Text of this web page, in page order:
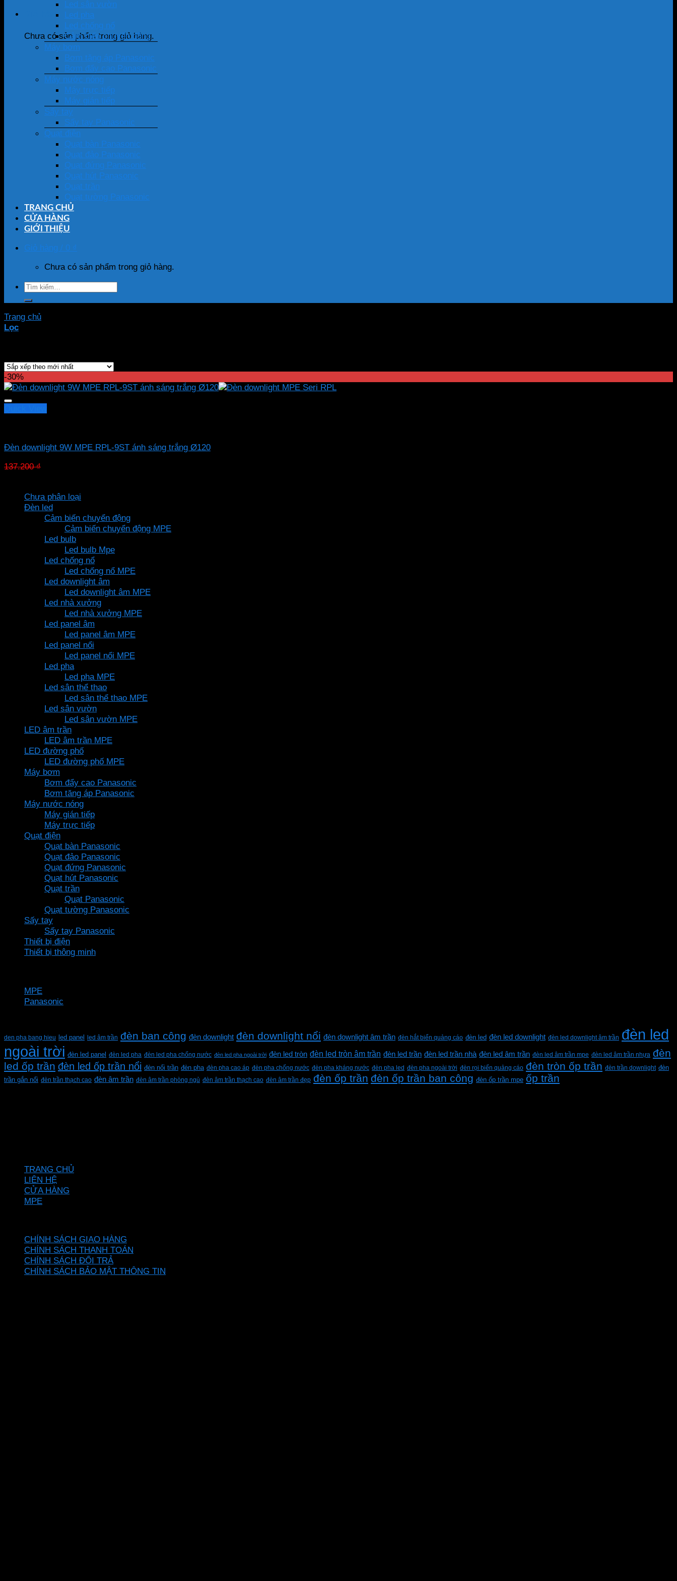
Giỏ hàng
Chưa có sản phẩm trong giỏ hàng.
Led sân vườn
Led pha
Led chống nổ
Cảm biến chuyển động
Máy bơm
Bơm tăng áp Panasonic
Bơm đẩy cao Panasonic
Máy nước nóng
Máy trực tiếp
Máy gián tiếp
Sấy tay
Sấy tay Panasonic
Quạt điện
Quạt bàn Panasonic
Quạt đảo Panasonic
Quạt đứng Panasonic
Quạt hút Panasonic
Quạt trần
Quạt tường Panasonic
TRANG CHỦ
CỬA HÀNG
GIỚI THIỆU
Giỏ hàng / 0 ₫
Chưa có sản phẩm trong giỏ hàng.
Tìm
Trang chủ
Lọc
-30%
Đèn downlight 9W MPE RPL-9ST ánh sáng trắng Ø120
137.200₫
137.200 ₫.
là:
Chưa phân loại
Đèn led
Cảm biến chuyển động
Cảm biến chuyển động MPE
Led bulb
Led bulb Mpe
Led chống nổ
Led chống nổ MPE
Led downlight âm
Led downlight âm MPE
Led nhà xưởng
Led nhà xưởng MPE
Led panel âm
Led panel âm MPE
Led panel nổi
Led panel nổi MPE
Led pha
Led pha MPE
Led sân thể thao
Led sân thể thao MPE
Led sân vườn
Led sân vườn MPE
LED âm trần
LED âm trần MPE
LED đường phố
LED đường phố MPE
Máy bơm
Bơm đẩy cao Panasonic
Bơm tăng áp Panasonic
Máy nước nóng
Máy gián tiếp
Máy trực tiếp
Quạt điện
Quạt bàn Panasonic
Quạt đảo Panasonic
Quạt đứng Panasonic
Quạt hút Panasonic
Quạt trần
Quạt Panasonic
Quạt tường Panasonic
Sấy tay
Sấy tay Panasonic
Thiết bị điện
Thiết bị thông minh
MPE
Panasonic
den pha bang hieu led panel led âm trần đèn ban công đèn downlight đèn downlight nổi đèn downlight âm trần đèn hắt biển quảng cáo đèn led đèn led downlight đèn led downlight âm trần đèn led
ngoài trời đèn led panel đèn led pha đèn led pha chống nước đèn led pha ngoài trời đèn led tròn đèn led tròn âm trần đèn led trần đèn led trần nhà đèn led âm trần đèn led âm trần mpe đèn led âm trần nhựa đèn
led ốp trần đèn led ốp trần nổi đèn nổi trần đèn pha đèn pha cao áp đèn pha chống nước đèn pha kháng nước đèn pha led đèn pha ngoài trời đèn rọi biển quảng cáo đèn tròn ốp trần đèn trần downlight đèn
trần gắn nổi đèn trần thạch cao đèn âm trần đèn âm trần phòng ngủ đèn âm trần thạch cao đèn âm trần đẹp đèn ốp trần đèn ốp trần ban công đèn ốp trần mpe ốp trần
TRANG CHỦ
LIÊN HỆ
CỬA HÀNG
MPE
CHÍNH SÁCH GIAO HÀNG
CHÍNH SÁCH THANH TOÁN
CHÍNH SÁCH ĐỔI TRẢ
CHÍNH SÁCH BẢO MẬT THÔNG TIN